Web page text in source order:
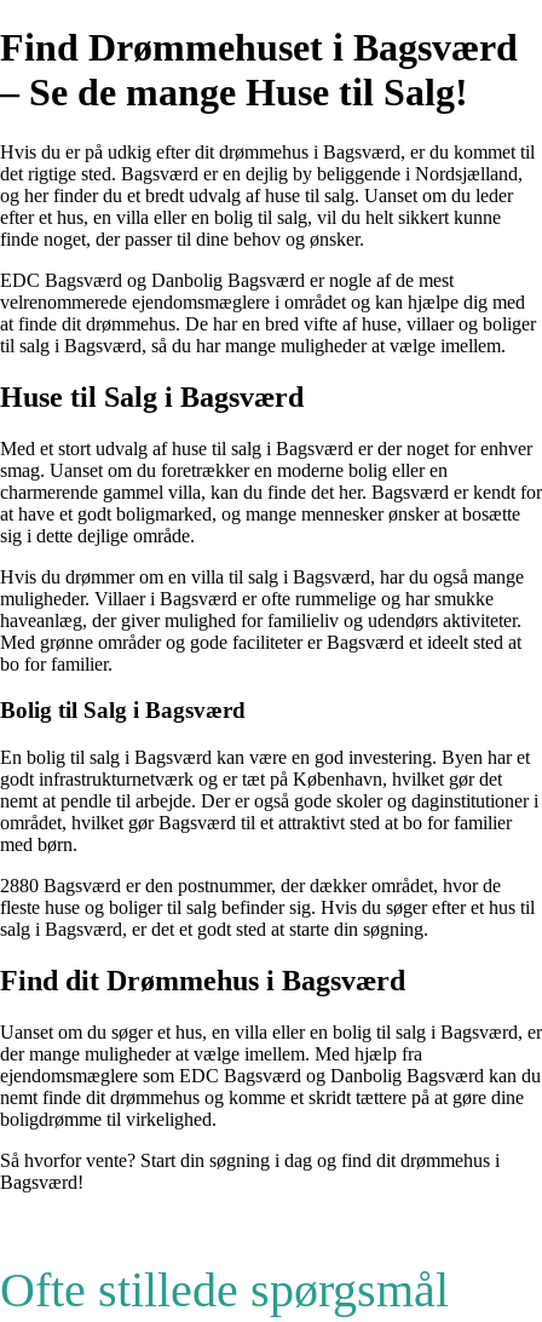
Find Drømmehuset i Bagsværd
– Se de mange Huse til Salg!
Hvis du er på udkig efter dit drømmehus i Bagsværd, er du kommet til
det rigtige sted. Bagsværd er en dejlig by beliggende i Nordsjælland,
og her finder du et bredt udvalg af huse til salg. Uanset om du leder
efter et hus, en villa eller en bolig til salg, vil du helt sikkert kunne
finde noget, der passer til dine behov og ønsker.
EDC Bagsværd og Danbolig Bagsværd er nogle af de mest
velrenommerede ejendomsmæglere i området og kan hjælpe dig med
at finde dit drømmehus. De har en bred vifte af huse, villaer og boliger
til salg i Bagsværd, så du har mange muligheder at vælge imellem.
Huse til Salg i Bagsværd
Med et stort udvalg af huse til salg i Bagsværd er der noget for enhver
smag. Uanset om du foretrækker en moderne bolig eller en
charmerende gammel villa, kan du finde det her. Bagsværd er kendt for
at have et godt boligmarked, og mange mennesker ønsker at bosætte
sig i dette dejlige område.
Hvis du drømmer om en villa til salg i Bagsværd, har du også mange
muligheder. Villaer i Bagsværd er ofte rummelige og har smukke
haveanlæg, der giver mulighed for familieliv og udendørs aktiviteter.
Med grønne områder og gode faciliteter er Bagsværd et ideelt sted at
bo for familier.
Bolig til Salg i Bagsværd
En bolig til salg i Bagsværd kan være en god investering. Byen har et
godt infrastrukturnetværk og er tæt på København, hvilket gør det
nemt at pendle til arbejde. Der er også gode skoler og daginstitutioner i
området, hvilket gør Bagsværd til et attraktivt sted at bo for familier
med børn.
2880 Bagsværd er den postnummer, der dækker området, hvor de
fleste huse og boliger til salg befinder sig. Hvis du søger efter et hus til
salg i Bagsværd, er det et godt sted at starte din søgning.
Find dit Drømmehus i Bagsværd
Uanset om du søger et hus, en villa eller en bolig til salg i Bagsværd, er
der mange muligheder at vælge imellem. Med hjælp fra
ejendomsmæglere som EDC Bagsværd og Danbolig Bagsværd kan du
nemt finde dit drømmehus og komme et skridt tættere på at gøre dine
boligdrømme til virkelighed.
Så hvorfor vente? Start din søgning i dag og find dit drømmehus i
Bagsværd!
Ofte stillede spørgsmål